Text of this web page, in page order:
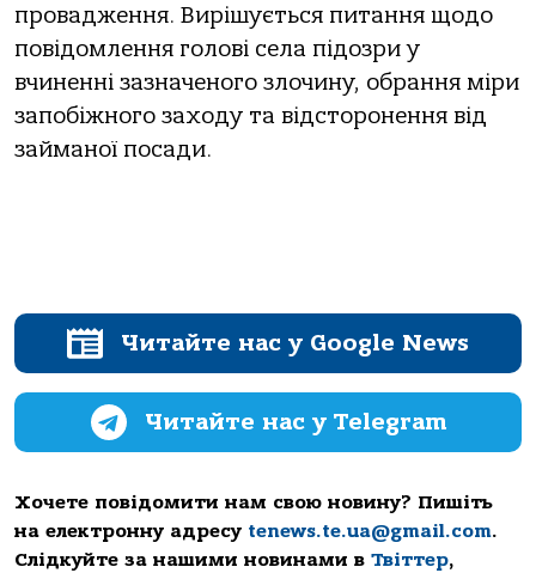
провадження. Вирішується питання щодо
повідомлення голові села підозри у
вчиненні зазначеного злочину, обрання міри
запобіжного заходу та відсторонення від
займаної посади.
Читайте нас у Google News
Читайте нас у Telegram
Хочете повідомити нам свою новину? Пишіть
на електронну адресу tenews.te.ua@gmail.com.
Слідкуйте за нашими новинами в Твіттер,